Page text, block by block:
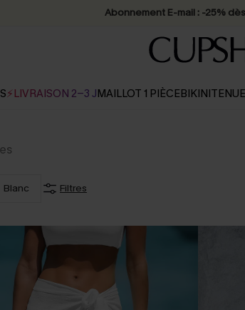
Abonnement E-mail : -25%
⚡LIVRAISON 2-3 JMAILLOT 1 PIÈCEBIKINI
Blanc Filtres